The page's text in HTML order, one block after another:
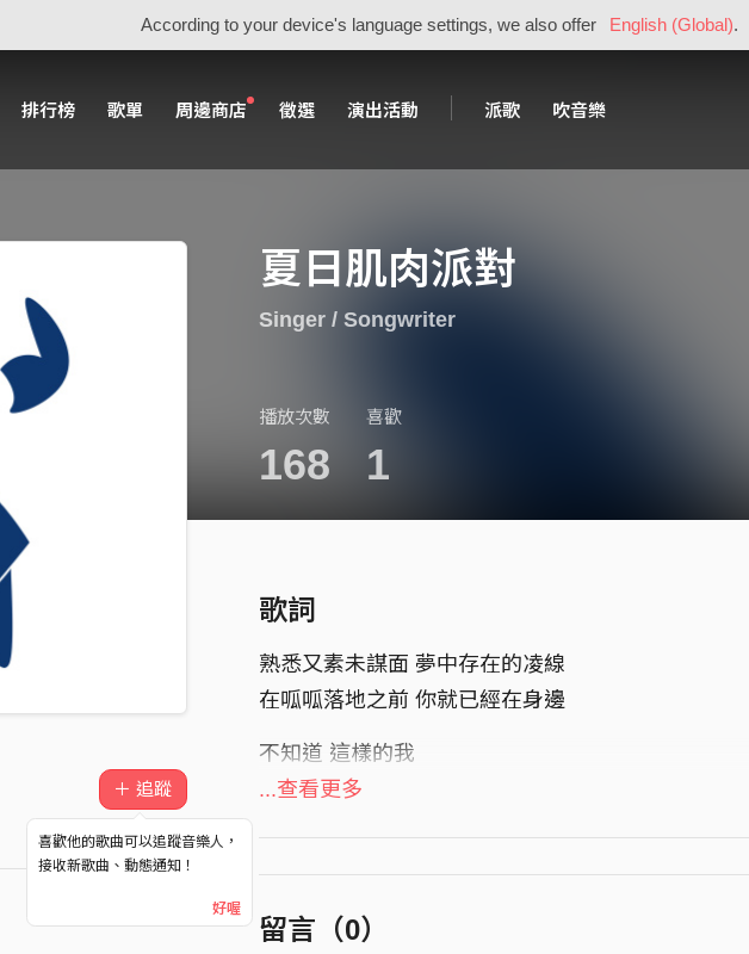
According to your device's language settings, we also offer English (Global).
排行榜 歌單 周邊商店 徵選 演出活動 派歌 吹音樂
夏日肌肉派對
Singer / Songwriter
播放次數
168
喜歡
1
＋ 追蹤
喜歡他的歌曲可以追蹤音樂人，
接收新歌曲、動態通知！
好喔
歌詞
熟悉又素未謀面 夢中存在的凌線
在呱呱落地之前 你就已經在身邊
不知道 這樣的我
能否與你一會
也許我缺乏鍛煉 但為了看你一面
就在這一個夏天 我願意多跑幾圈
不知道 這樣的我
...查看更多
留言（0）